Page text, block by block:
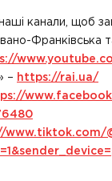
канали, щоб
Франківська
– https://rai.ua/
www.tiktok.com/